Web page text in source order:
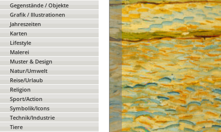
Gegenstände / Objekte
Grafik / Illustrationen
Jahreszeiten
Karten
Lifestyle
Malerei
Muster & Design
Natur/Umwelt
Reise/Urlaub
Religion
Sport/Action
Symbolik/Icons
Technik/Industrie
Tiere